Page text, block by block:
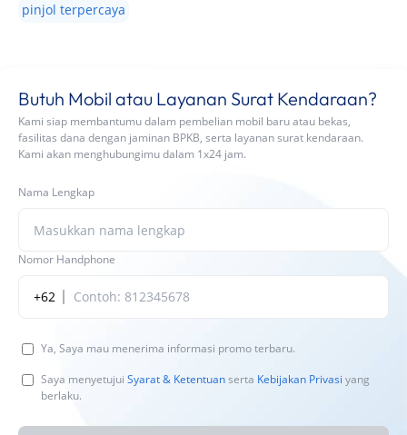
pinjol terpercaya
Butuh Mobil atau Layanan Surat Kendaraan?
Kami siap membantumu dalam pembelian mobil baru atau bekas,
fasilitas dana dengan jaminan BPKB, serta layanan surat kendaraan.
Kami akan menghubungimu dalam 1x24 jam.
Nama Lengkap
Nomor Handphone
+62
Ya, Saya mau menerima informasi promo terbaru.
Saya menyetujui Syarat & Ketentuanserta Kebijakan Privasi yang
berlaku.